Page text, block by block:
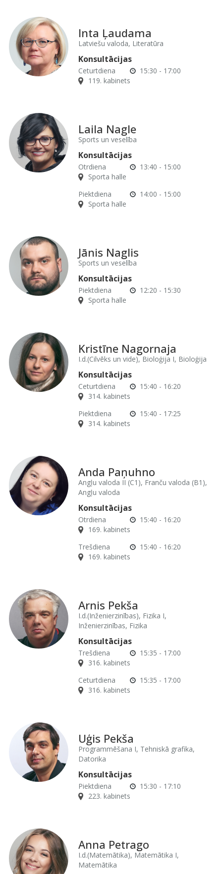
Inta Ļaudama
Latviešu valoda, Literatūra
Konsultācijas
Ceturtdiena
15:30 - 17:00
119. kabinets
Laila Nagle
Sports un veselība
Konsultācijas
Otrdiena
13:40 - 15:00
Sporta halle
Piektdiena
14:00 - 15:00
Sporta halle
Jānis Naglis
Sports un veselība
Konsultācijas
Piektdiena
12:20 - 15:30
Sporta halle
Kristīne Nagornaja
I.d.(Cilvēks un vide), Bioloģija I, Bioloģija
Konsultācijas
Ceturtdiena
15:40 - 16:20
314. kabinets
Piektdiena
15:40 - 17:25
314. kabinets
Anda Paņuhno
Angļu valoda II (C1), Franču valoda (B1),
Angļu valoda
Konsultācijas
Otrdiena
15:40 - 16:20
169. kabinets
Trešdiena
15:40 - 16:20
169. kabinets
Arnis Pekša
I.d.(Inženierzinības), Fizika I,
Inženierzinības, Fizika
Konsultācijas
Trešdiena
15:35 - 17:00
316. kabinets
Ceturtdiena
15:35 - 17:00
316. kabinets
Uģis Pekša
Programmēšana I, Tehniskā grafika,
Datorika
Konsultācijas
Piektdiena
15:30 - 17:10
223. kabinets
Anna Petrago
I.d.(Matemātika), Matemātika I,
Matemātika